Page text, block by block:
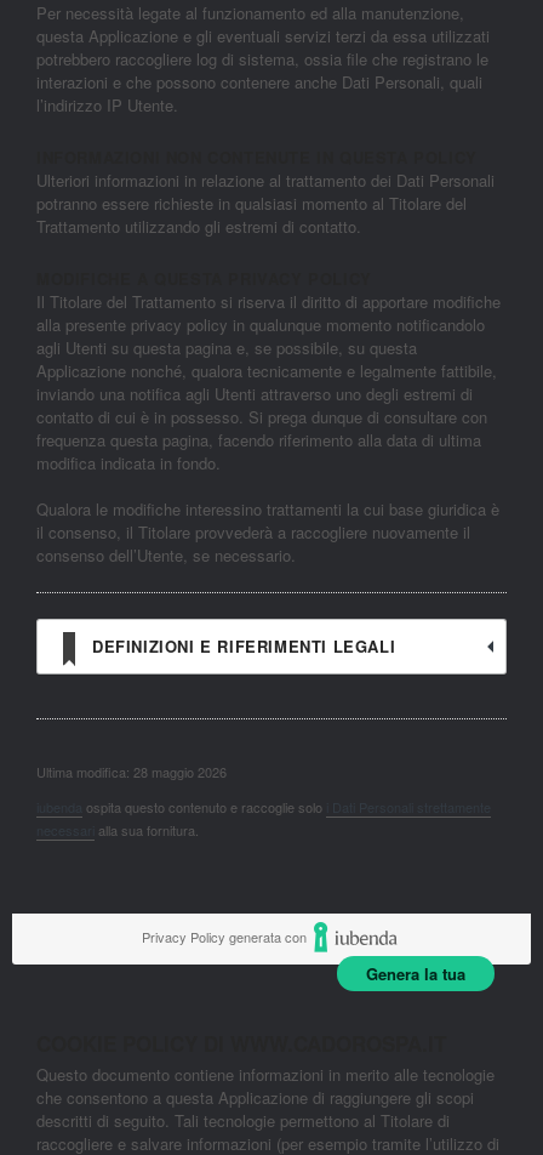
Per necessità legate al funzionamento ed alla manutenzione,
questa Applicazione e gli eventuali servizi terzi da essa utilizzati
potrebbero raccogliere log di sistema, ossia file che registrano le
interazioni e che possono contenere anche Dati Personali, quali
l’indirizzo IP Utente.
Ulteriori informazioni in relazione al trattamento dei Dati Personali
potranno essere richieste in qualsiasi momento al Titolare del
Trattamento utilizzando gli estremi di contatto.
Il Titolare del Trattamento si riserva il diritto di apportare modifiche
alla presente privacy policy in qualunque momento notificandolo
agli Utenti su questa pagina e, se possibile, su questa
Applicazione nonché, qualora tecnicamente e legalmente fattibile,
inviando una notifica agli Utenti attraverso uno degli estremi di
contatto di cui è in possesso. Si prega dunque di consultare con
frequenza questa pagina, facendo riferimento alla data di ultima
modifica indicata in fondo.
Qualora le modifiche interessino trattamenti la cui base giuridica è
il consenso, il Titolare provvederà a raccogliere nuovamente il
consenso dell’Utente, se necessario.
DEFINIZIONI E RIFERIMENTI LEGALI
Ultima modifica: 28 maggio 2026
ospita questo contenuto e raccoglie solo
alla sua fornitura.
Privacy Policy generata con
Genera la tua
Questo documento contiene informazioni in merito alle tecnologie
che consentono a questa Applicazione di raggiungere gli scopi
descritti di seguito. Tali tecnologie permettono al Titolare di
raccogliere e salvare informazioni (per esempio tramite l’utilizzo di